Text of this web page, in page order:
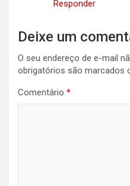
Responder
Deixe um
O seu endereço de e-mail
obrigatórios são marcados
Comentário *